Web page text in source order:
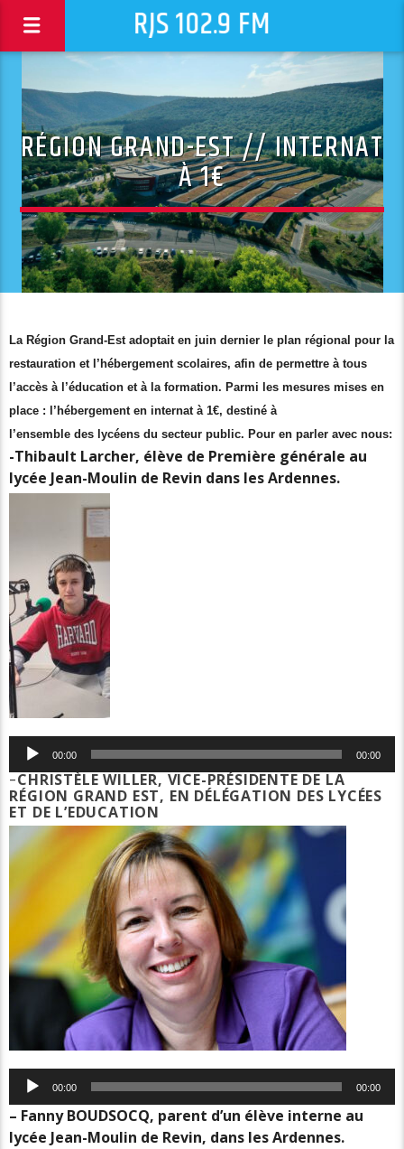
RJS 102.9 FM
RÉGION GRAND-EST // INTERNAT
À 1€
La Région Grand-Est adoptait en juin dernier le plan régional pour la
restauration et l’hébergement scolaires, afin de permettre à tous
l’accès à l’éducation et à la formation. Parmi les mesures mises en
place : l’hébergement en internat à 1€, destiné à
l’ensemble des lycéens du secteur public. Pour en parler avec nous:
-Thibault Larcher, élève de Première générale au
lycée Jean-Moulin de Revin dans les Ardennes.
Lecteur
audio
00:00 00:00
–CHRISTÈLE WILLER, VICE-PRÉSIDENTE DE LA
RÉGION GRAND EST, EN DÉLÉGATION DES LYCÉES
ET DE L’EDUCATION
Lecteur
audio
00:00 00:00
– Fanny BOUDSOCQ, parent d’un élève interne au
lycée Jean-Moulin de Revin, dans les Ardennes.